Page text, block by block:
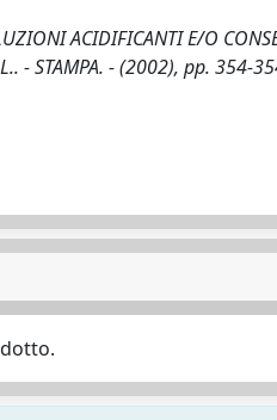
ACIDIFICANTI E/O
- STAMPA. - (2002), pp. 354-